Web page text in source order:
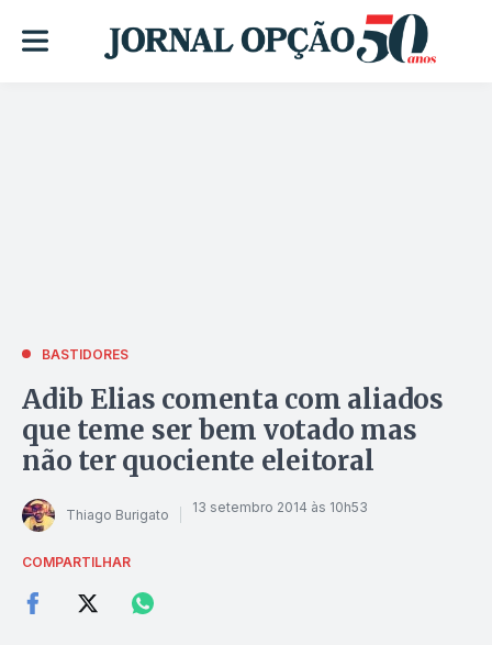
BASTIDORES
Adib Elias comenta com aliados
que teme ser bem votado mas
não ter quociente eleitoral
Thiago Burigato 13 setembro 2014 às 10h53
COMPARTILHAR